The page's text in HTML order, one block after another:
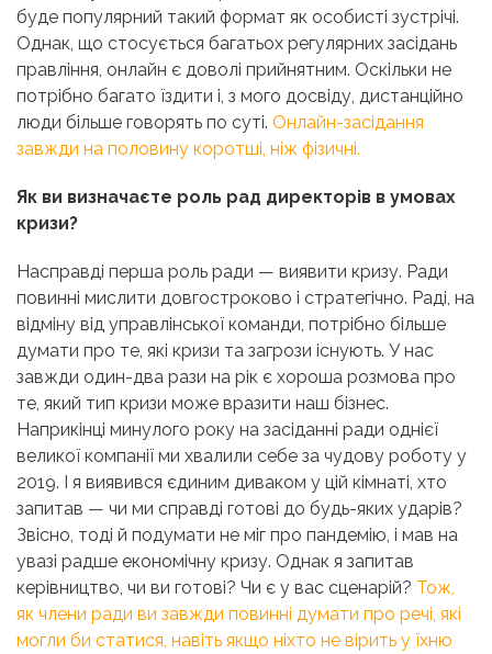
буде популярний такий формат як особисті зустрічі.
Однак, що стосується багатьох регулярних засідань
правління, онлайн є доволі прийнятним. Оскільки не
потрібно багато їздити і, з мого досвіду, дистанційно
люди більше говорять по суті. Онлайн-засідання
завжди на половину коротші, ніж фізичні.
Як ви визначаєте роль рад директорів в умовах
кризи?
Насправді перша роль ради — виявити кризу. Ради
повинні мислити довгостроково і стратегічно. Раді, на
відміну від управлінської команди, потрібно більше
думати про те, які кризи та загрози існують. У нас
завжди один-два рази на рік є хороша розмова про
те, який тип кризи може вразити наш бізнес.
Наприкінці минулого року на засіданні ради однієї
великої компанії ми хвалили себе за чудову роботу у
2019. І я виявився єдиним диваком у цій кімнаті, хто
запитав — чи ми справді готові до будь-яких ударів?
Звісно, тоді й подумати не міг про пандемію, і мав на
увазі радше економічну кризу. Однак я запитав
керівництво, чи ви готові? Чи є у вас сценарій? Тож,
як члени ради ви завжди повинні думати про речі, які
могли би статися, навіть якщо ніхто не вірить у їхню